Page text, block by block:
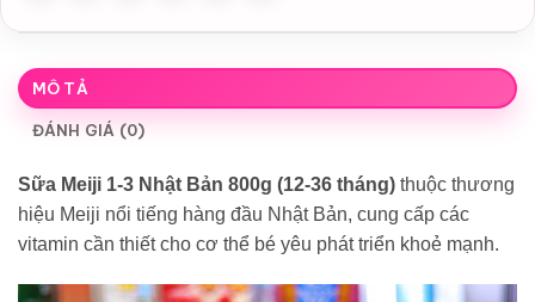
MÔ TẢ
ĐÁNH GIÁ (0)
Sữa Meiji 1-3 Nhật Bản 800g (12-36 tháng) thuộc thương
hiệu Meiji nổi tiếng hàng đầu Nhật Bản, cung cấp các
vitamin cần thiết cho cơ thể bé yêu phát triển khoẻ mạnh.